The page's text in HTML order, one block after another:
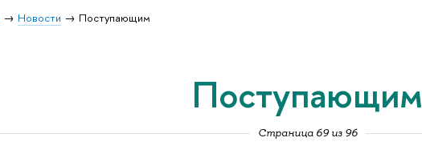
Новости Поступающим
Поступающим
Страница 69 из 96